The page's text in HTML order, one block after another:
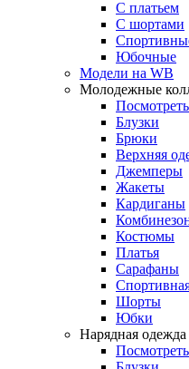
С платьем
С шортами
Юбочные
Модели на WB
Молодежные
Блузки
Брюки
Верхняя
Джемперы
Жакеты
Кардиганы
Костюмы
Платья
Сарафаны
Шорты
Юбки
Нарядная одежда